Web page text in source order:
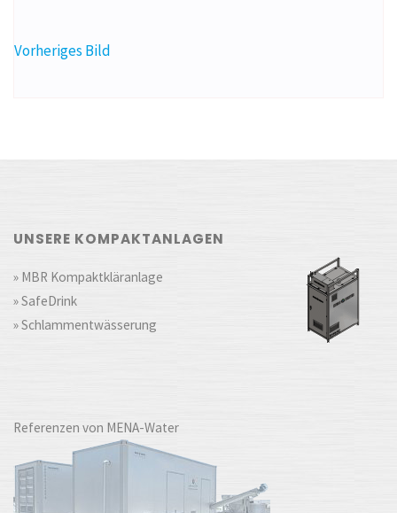
Vorheriges Bild
UNSERE KOMPAKTANLAGEN
» MBR Kompaktkläranlage
» SafeDrink
» Schlammentwässerung
Referenzen von MENA-Water